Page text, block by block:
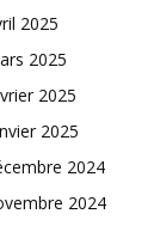
2025
2025
2025
2025
2024
2024